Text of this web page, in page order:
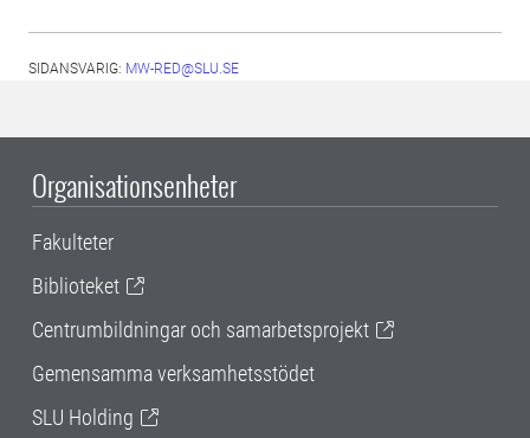
SIDANSVARIG: MW-RED@SLU.SE
Organisationsenheter
Fakulteter
Biblioteket
Centrumbildningar och samarbetsprojekt
Gemensamma verksamhetsstödet
SLU Holding